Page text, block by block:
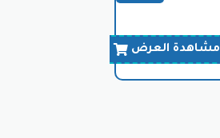
مشاهدة العرض